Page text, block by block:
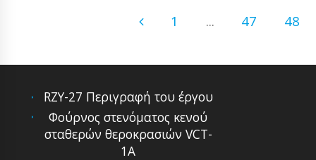
1 ... 47 48
RZY-27 Περιγραφή του έργου
Φούρνος στενόματος κενού
σταθερών θεροκρασιών VCT-
1A